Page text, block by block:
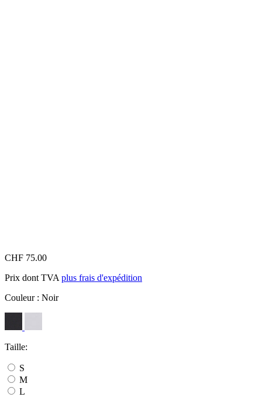
CHF 75.00
Prix dont TVA plus frais d'expédition
Couleur : Noir
Taille:
S
M
L